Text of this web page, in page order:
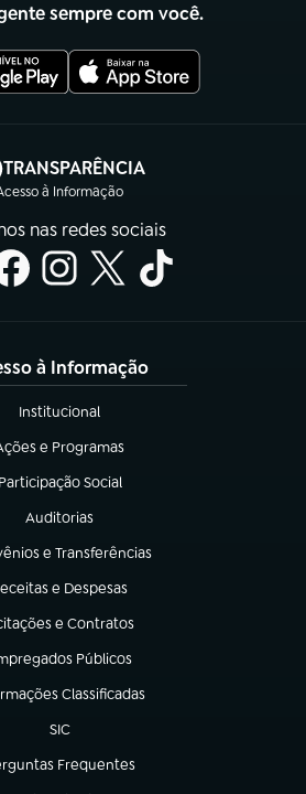
sempre com você.
TRANSPARÊNCIA
à Informação
(abre em nova aba)
nas redes sociais
à Informação
Institucional
(abre em nova aba)
e Programas
em nova aba)
Participação Social
(abre em nova aba)
Auditorias
(abre em nova aba)
e Transferências
em nova aba)
e Despesas
em nova aba)
e Contratos
em nova aba)
Públicos
em nova aba)
Classificadas
em nova aba)
SIC
(abre em nova aba)
Frequentes
em nova aba)